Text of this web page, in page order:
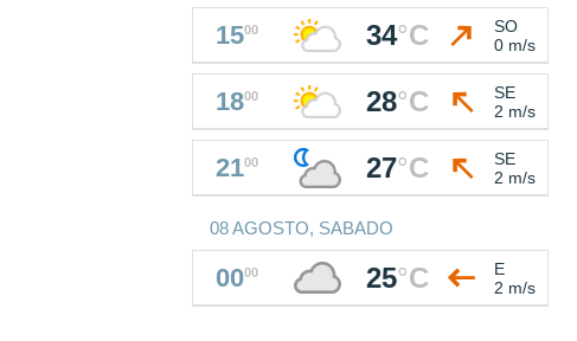
1500 34°C
SO
0 m/s
1800 28°C
SE
2 m/s
2100 27°C
SE
2 m/s
08 AGOSTO, SABADO
0000 25°C
E
2 m/s